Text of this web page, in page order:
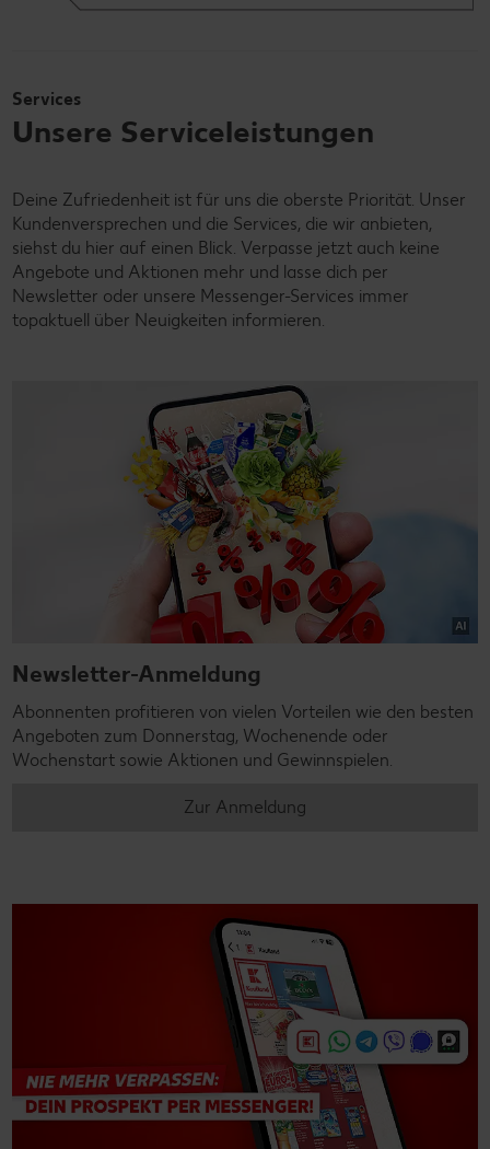
Services
Unsere Serviceleistungen
Deine Zufriedenheit ist für uns die oberste Priorität. Unser
Kundenversprechen und die Services, die wir anbieten,
siehst du hier auf einen Blick. Verpasse jetzt auch keine
Angebote und Aktionen mehr und lasse dich per
Newsletter oder unsere Messenger-Services immer
topaktuell über Neuigkeiten informieren.
Newsletter-Anmeldung
Abonnenten profitieren von vielen Vorteilen wie den besten
Angeboten zum Donnerstag, Wochenende oder
Wochenstart sowie Aktionen und Gewinnspielen.
Zur Anmeldung